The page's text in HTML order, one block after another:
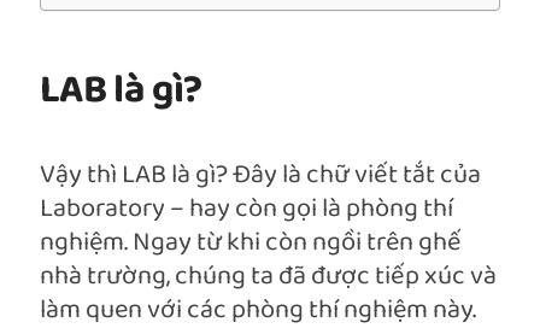
LAB là gì?
Vậy thì LAB là gì? Đây là chữ viết tắt của
Laboratory – hay còn gọi là phòng thí
nghiệm. Ngay từ khi còn ngồi trên ghế
nhà trường, chúng ta đã được tiếp xúc và
làm quen với các phòng thí nghiệm này.